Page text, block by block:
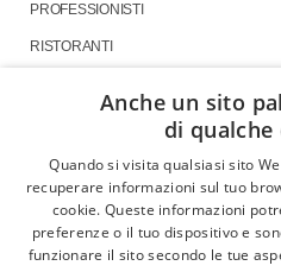
PROFESSIONISTI
RISTORANTI
GLI ARTICOLI
LE INTERVISTE
Anche un sito
di qualche
Quando si visita qualsiasi sito
recuperare informazioni sul tuo
cookie. Queste informazioni
preferenze o il tuo dispositivo e
funzionare il sito secondo le tue